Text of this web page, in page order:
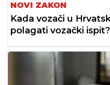
NOVI ZAKON
Kada vozači u
polagati vozački